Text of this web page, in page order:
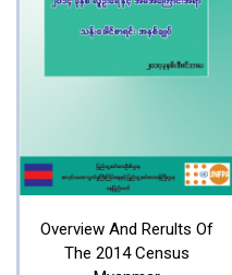
Overview And Rerults Of
The 2014 Census